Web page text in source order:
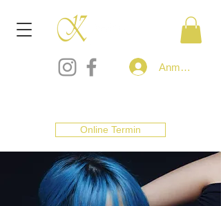
Anmelden
Online Termin